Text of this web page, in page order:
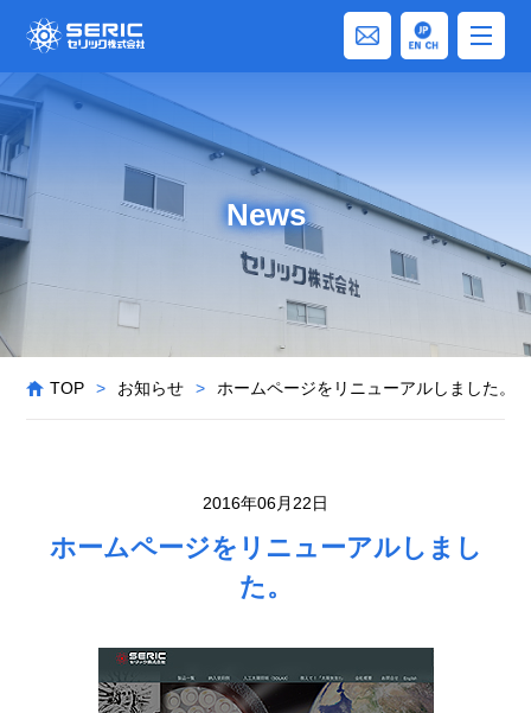
News
TOP > お知らせ > ホームページをリニューアルしました。
2016年06月22日
ホームページをリニューアルしまし
た。